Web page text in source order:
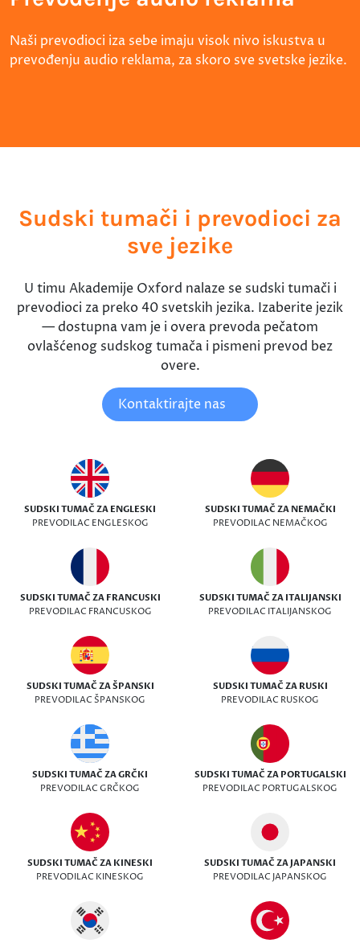
Naši prevodioci iza sebe imaju visok nivo iskustva u
prevođenju audio reklama, za skoro sve svetske jezike.
Sudski tumači i prevodioci za
sve jezike
U timu Akademije Oxford nalaze se sudski tumači i
prevodioci za preko 40 svetskih jezika. Izaberite jezik
— dostupna vam je i overa prevoda pečatom
ovlašćenog sudskog tumača i pismeni prevod bez
overe.
Kontaktirajte nas
SUDSKI TUMAČ ZA ENGLESKI
PREVODILAC ENGLESKOG
SUDSKI TUMAČ ZA NEMAČKI
PREVODILAC NEMAČKOG
SUDSKI TUMAČ ZA FRANCUSKI
PREVODILAC FRANCUSKOG
SUDSKI TUMAČ ZA ITALIJANSKI
PREVODILAC ITALIJANSKOG
SUDSKI TUMAČ ZA ŠPANSKI
PREVODILAC ŠPANSKOG
SUDSKI TUMAČ ZA RUSKI
PREVODILAC RUSKOG
SUDSKI TUMAČ ZA GRČKI
PREVODILAC GRČKOG
SUDSKI TUMAČ ZA PORTUGALSKI
PREVODILAC PORTUGALSKOG
SUDSKI TUMAČ ZA KINESKI
PREVODILAC KINESKOG
SUDSKI TUMAČ ZA JAPANSKI
PREVODILAC JAPANSKOG